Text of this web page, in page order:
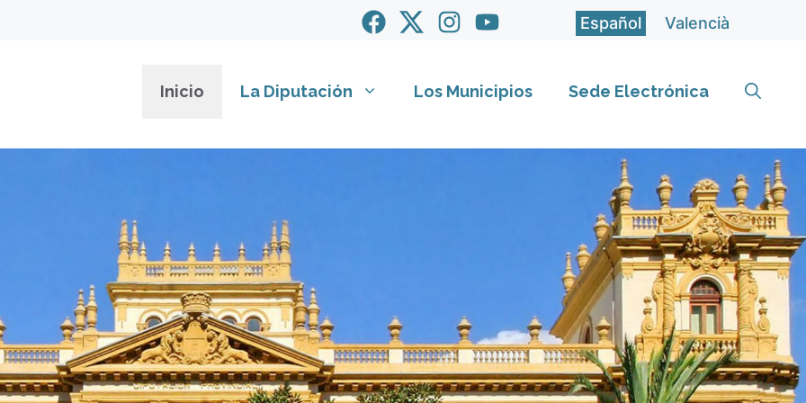
Español Valencià
Inicio La Diputación Los Municipios Sede Electrónica